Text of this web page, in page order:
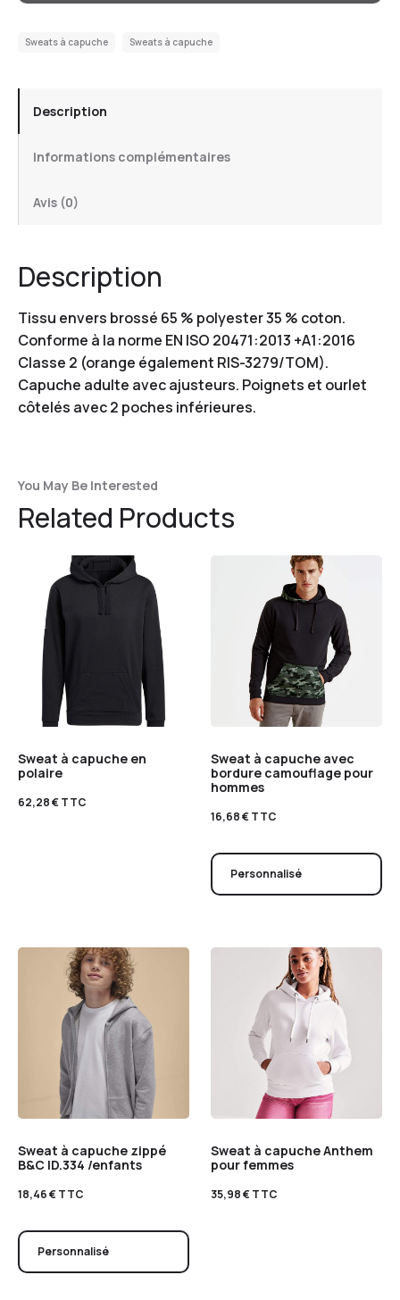
Sweats à capuche Sweats à capuche
Description
Informations complémentaires
Avis (0)
Description
Tissu envers brossé 65 % polyester 35 % coton.
Conforme à la norme EN ISO 20471:2013 +A1:2016
Classe 2 (orange également RIS-3279/TOM).
Capuche adulte avec ajusteurs. Poignets et ourlet
côtelés avec 2 poches inférieures.
You May Be Interested
Related Products
Sweat à capuche en
polaire
62,28€TTC
Sweat à capuche avec
bordure camouflage pour
hommes
16,68€TTC
Personnalisé
Sweat à capuche zippé
B&C ID.334 /enfants
18,46€TTC
Personnalisé
Sweat à capuche Anthem
pour femmes
35,98€TTC